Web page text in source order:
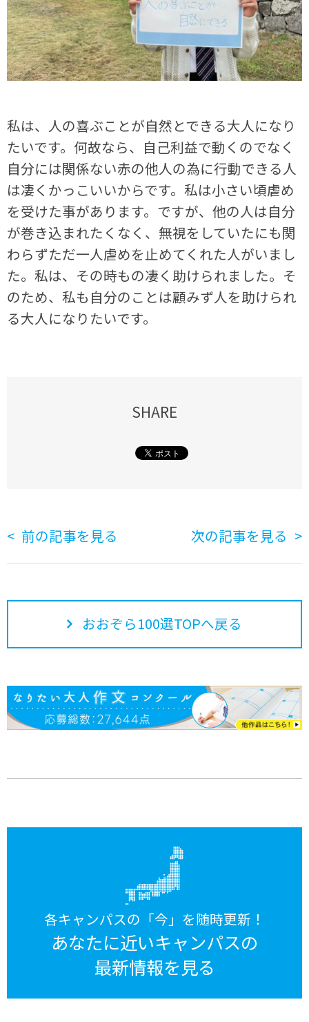
私は、人の喜ぶことが自然とできる大人になり
たいです。何故なら、自己利益で動くのでなく
自分には関係ない赤の他人の為に行動できる人
は凄くかっこいいからです。私は小さい頃虐め
を受けた事があります。ですが、他の人は自分
が巻き込まれたくなく、無視をしていたにも関
わらずただ一人虐めを止めてくれた人がいまし
た。私は、その時もの凄く助けられました。そ
のため、私も自分のことは顧みず人を助けられ
る大人になりたいです。
SHARE
前の記事を見る 次の記事を見る
おおぞら100選TOPへ戻る
各キャンパスの「今」を随時更新！
あなたに近いキャンパスの
最新情報を見る